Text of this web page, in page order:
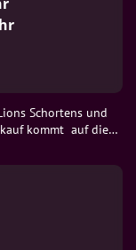
Schortens und
kommt  auf diese